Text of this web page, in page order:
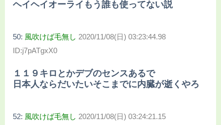
ヘイヘイオーライもう誰も使ってない説
50: 風吹けば毛無し 2020/11/08(日) 03:23:44.98
ID:j7pATgxX0
１１９キロとかデブのセンスあるで
日本人ならだいたいそこまでに内臓が逝くやろ
52: 風吹けば毛無し 2020/11/08(日) 03:24:21.15